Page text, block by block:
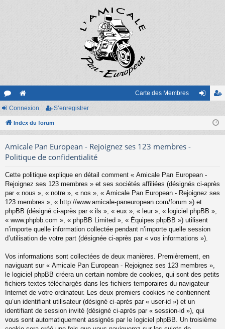
or
u
s
e
sit
Carte des Membres
nr
r
Connexion S’enregistrer
Index du forum
Amicale Pan European - Rejoignez ses 123 membres -
Politique de confidentialité
Cette politique explique en détail comment « Amicale Pan European -
Rejoignez ses 123 membres » et ses sociétés affiliées (désignés ci-après
par « nous », « notre », « nos », « Amicale Pan European - Rejoignez ses
123 membres », « http://www.amicale-paneuropean.com/forum ») et
phpBB (désigné ci-après par « ils », « eux », « leur », « logiciel phpBB »,
« www.phpbb.com », « phpBB Limited », « Équipes phpBB ») utilisent
n’importe quelle information collectée pendant n’importe quelle session
d’utilisation de votre part (désignée ci-après par « vos informations »).
Vos informations sont collectées de deux manières. Premièrement, en
naviguant sur « Amicale Pan European - Rejoignez ses 123 membres »,
le logiciel phpBB créera un certain nombre de cookies, qui sont des petits
fichiers textes téléchargés dans les fichiers temporaires du navigateur
Internet de votre ordinateur. Les deux premiers cookies ne contiennent
qu’un identifiant utilisateur (désigné ci-après par « user-id ») et un
identifiant de session invité (désigné ci-après par « session-id »), qui
vous sont automatiquement assignés par le logiciel phpBB. Un troisième